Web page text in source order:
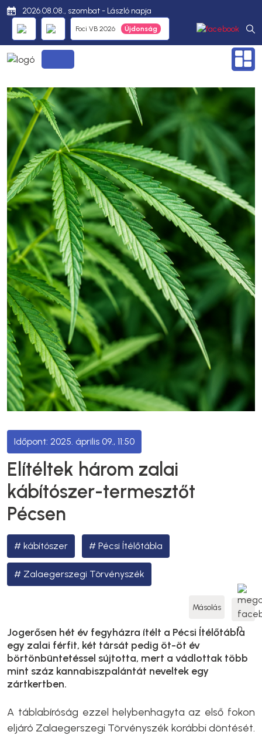
2026.08.08., szombat - László napja
Foci VB 2026
2025. április 09., 11:50
Elítéltek három zalai
kábítószer-termesztőt
Pécsen
kábítószer Pécsi Ítélőtábla
Zalaegerszegi Törvényszék
Másolás
Jogerősen hét év fegyházra ítélt a Pécsi Ítélőtábla
egy zalai férfit, két társát pedig öt-öt év
börtönbüntetéssel sújtotta, mert a vádlottak több
mint száz kannabiszpalántát neveltek egy
zártkertben.
A táblabíróság ezzel helybenhagyta az első fokon
eljáró Zalaegerszegi Törvényszék korábbi döntését.